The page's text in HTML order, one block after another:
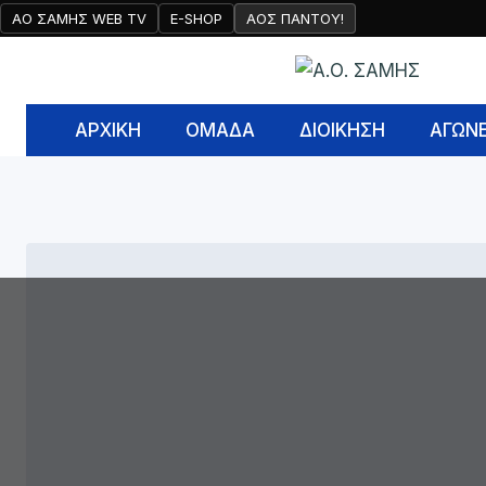
Skip
ΑΟ ΣΑΜΗΣ WEB TV E-SHOP AOΣ ΠΑΝΤΟΥ!
ΑΡΧΙΚΉ ΟΜΑΔΑ ΔΙΟΙΚΗΣΗ